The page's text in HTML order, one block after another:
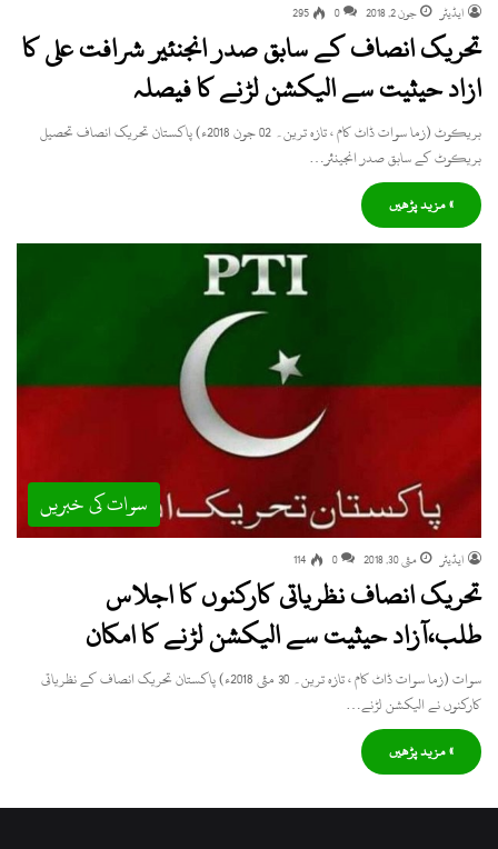
ایڈیٹر جون 2, 2018 0
295
تحریک انصاف کے سابق صدر انجنئیر شرافت علی کا
ازاد حیثیت سے الیکشن لڑنے کا فیصلہ
بریکوٹ (زما سوات ڈاٹ کام ، تازہ ترین۔ 02 جون 2018ء) پاکستان تحریک انصاف تحصیل
بریکوٹ کے سابق صدر انجینئر…
» مزید پڑھیں
سوات کی خبریں
ایڈیٹر مئی 30, 2018 0
114
تحریک انصاف نظریاتی کارکنوں کا اجلاس
طلب،آزاد حیثیت سے الیکشن لڑنے کا امکان
سوات (زما سوات ڈاٹ کام ، تازہ ترین۔ 30 مئی 2018ء) پاکستان تحریک انصاف کے نظریاتی
کارکنوں نے الیکشن لڑنے…
» مزید پڑھیں